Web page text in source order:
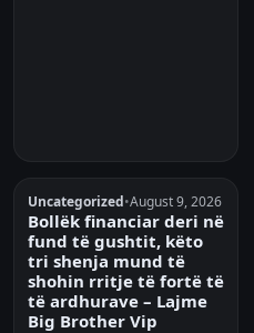
Uncategorized•August 9, 2026
Bollëk financiar deri në
fund të gushtit, këto
tri shenja mund të
shohin rritje të fortë të
të ardhurave – Lajme
Big Brother Vip